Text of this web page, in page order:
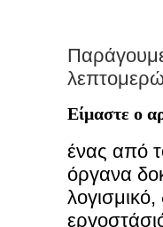
Είμαστε ο
ένας από
όργανα